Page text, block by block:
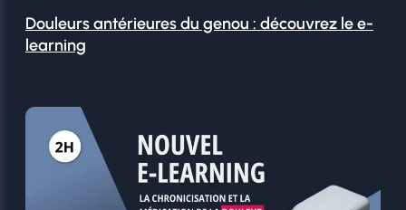
Douleurs antérieures du genou : découvrez le e-
learning